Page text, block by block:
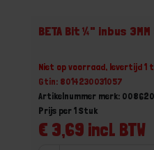
BETA Bit ¼" inbus
Niet op voorraad, levertijd 1
Gtin: 8014230031057
Artikelnummer merk:
€ 3,69 incl. BTW
Prijs per 1 Stuk